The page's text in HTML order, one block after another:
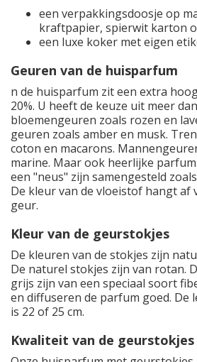
een verpakkingsdoosje op
kraftpapier, spierwit karton
een luxe koker met eigen
Geuren van de huisparfum
n de huisparfum zit een extra
20%. U heeft de keuze uit meer
bloemengeuren zoals rozen en
geuren zoals amber en musk.
coton en macarons.
marine. Maar ook heerlijke
een "neus" zijn samengesteld
De kleur van de vloeistof hangt af
geur.
Kleur van de geurstokjes
De kleuren van de stokjes zijn
De naturel stokjes zijn van rotan.
grijs zijn van een speciaal soort
en diffuseren de parfum goed. De
is 22 of 25 cm.
Kwaliteit van de geurstokjes